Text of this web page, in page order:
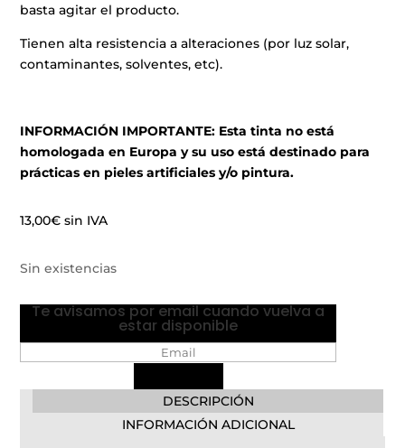
basta agitar el producto.
Tienen alta resistencia a alteraciones (por luz solar,
contaminantes, solventes, etc).
INFORMACIÓN IMPORTANTE: Esta tinta no está
homologada en Europa y su uso está destinado para
prácticas en pieles artificiales y/o pintura.
13,00€ sin IVA
Sin existencias
Te avisamos por email cuando vuelva a
estar disponible
DESCRIPCIÓN
INFORMACIÓN ADICIONAL